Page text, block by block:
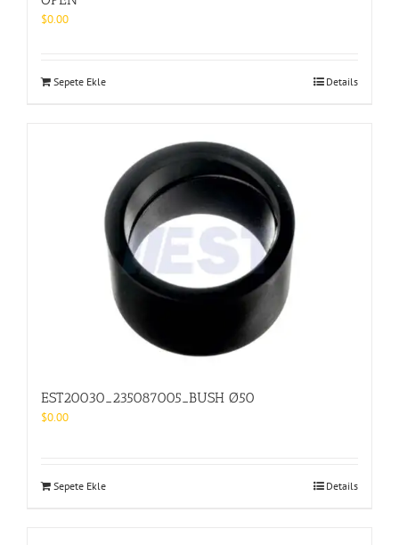
$0.00
Sepete Ekle Details
EST20030_235087005_BUSH Ø50
$0.00
Sepete Ekle Details